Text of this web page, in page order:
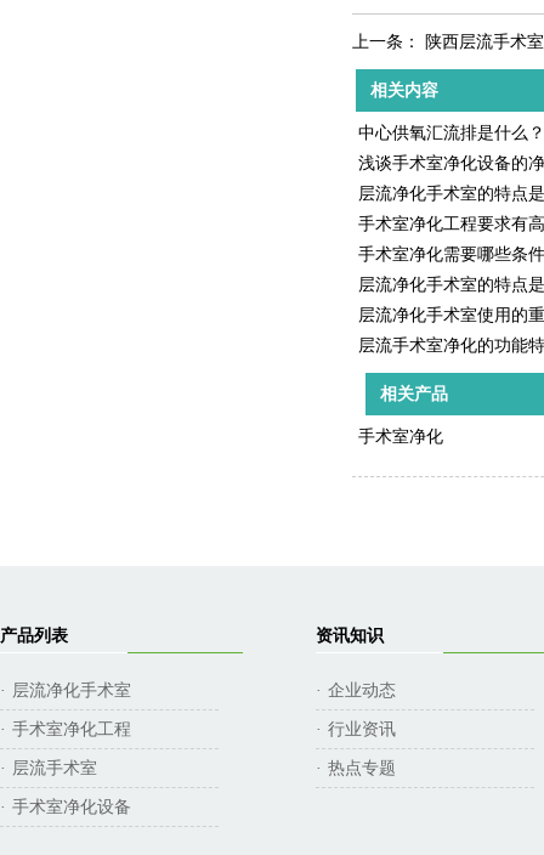
上一条： 陕西层流手术室
相关内容
中心供氧汇流排是什么？
浅谈手术室净化设备的
层流净化手术室的特点
手术室净化工程要求有
手术室净化需要哪些条
层流净化手术室的特点
层流净化手术室使用的
层流手术室净化的功能
相关产品
手术室净化
产品列表
· 层流净化手术室
· 手术室净化工程
· 层流手术室
· 手术室净化设备
资讯知识
· 企业动态
· 行业资讯
· 热点专题